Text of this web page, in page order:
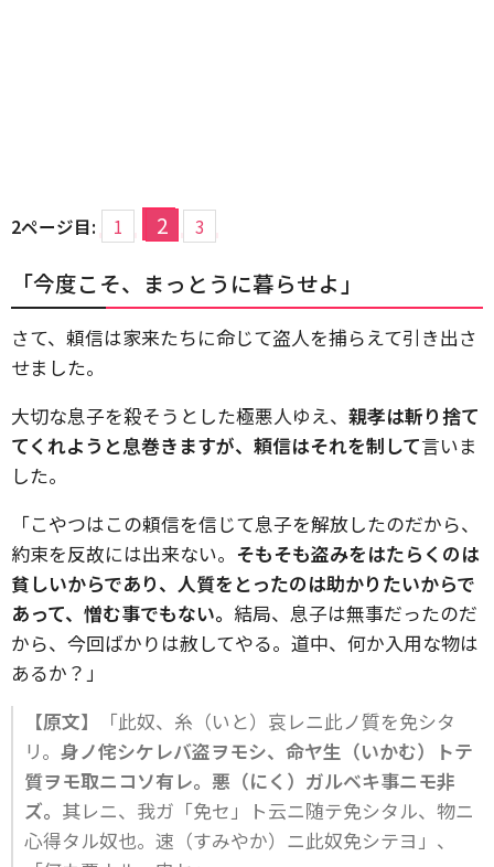
2ページ目: 1 2 3
「今度こそ、まっとうに暮らせよ」
さて、頼信は家来たちに命じて盗人を捕らえて引き出さ
せました。
大切な息子を殺そうとした極悪人ゆえ、 親孝は斬り捨て
てくれようと息巻きますが、頼信はそれを制して言いま
した。
「こやつはこの頼信を信じて息子を解放したのだから、
約束を反故には出来ない。 そもそも盗みをはたらくのは
貧しいからであり、人質をとったのは助かりたいからで
あって、憎む事でもない。 結局、息子は無事だったのだ
から、今回ばかりは赦してやる。道中、何か入用な物は
あるか？」
【原文】
「此奴、糸（いと）哀レニ此ノ質を免シタ
リ。 身ノ侘シケレバ盗ヲモシ、命ヤ生（いかむ）トテ
質ヲモ取ニコソ有レ。悪（にく）ガルベキ事ニモ非
ズ。 其レニ、我ガ「免セ」ト云ニ随テ免シタル、物ニ
心得タル奴也。速（すみやか）ニ此奴免シテヨ」、